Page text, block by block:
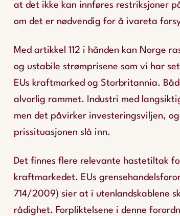
at det ikke kan innføres restriksjoner
om det er nødvendig for å ivareta
Med artikkel 112 i hånden kan Norge
og ustabile strømprisene som vi har
EUs kraftmarked og Storbritannia.
alvorlig rammet. Industri med
men det påvirker investeringsviljen,
prissituasjonen slå inn.
Det finnes flere relevante hastetiltak
kraftmarkedet. EUs
714/2009) sier at i utenlandskablene
rådighet. Forpliktelsene i denne